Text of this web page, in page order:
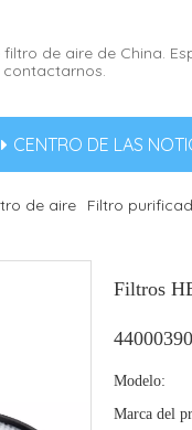
de aire de China.
CENTRO DE LAS
de aire Filtro
Filtros
Modelo:
Marca del